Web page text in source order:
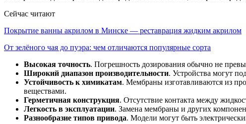
Сейчас читают
Покрытие ванны акрилом в Минске — реставрация жидким акрилом
От зелёного чая до пуэра: чем отличаются популярные сорта
Высокая точность. Погрешность дозирования обычно не
Широкий диапазон производительности. Устройства могут
Устойчивость к химикатам. Мембраны изготавливаются из
веществами.
Герметичная конструкция. Отсутствие контакта между
Легкость в эксплуатации. Замена мембраны и других
Разнообразие типов привода. Модели могут быть